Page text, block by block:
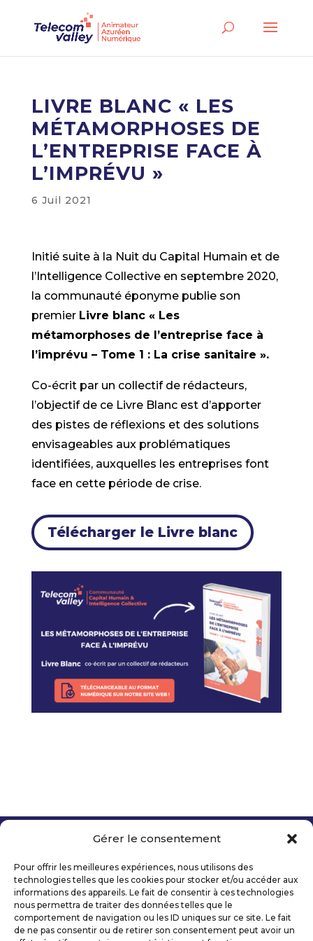
Gérer le consentement
Pour offrir les meilleures expériences, nous utilisons des
technologies telles que les cookies pour stocker et/ou accéder aux
informations des appareils. Le fait de consentir à ces technologies
nous permettra de traiter des données telles que le
comportement de navigation ou les ID uniques sur ce site. Le fait
de ne pas consentir ou de retirer son consentement peut avoir un
LIVRE BLANC « LES
MÉTAMORPHOSES DE
L’ENTREPRISE FACE À
L’IMPRÉVU »
6 Juil 2021
Initié suite à la Nuit du Capital Humain et de
l’Intelligence Collective en septembre 2020,
la communauté éponyme publie son
premier Livre blanc « Les
métamorphoses de l’entreprise face à
l’imprévu – Tome 1 : La crise sanitaire ».
Co-écrit par un collectif de rédacteurs,
l’objectif de ce Livre Blanc est d’apporter
des pistes de réflexions et des solutions
envisageables aux problématiques
identifiées, auxquelles les entreprises font
face en cette période de crise.
Télécharger le Livre blanc
Mentions légales
Politique de confidentialité
Déclaration d’accessibilité numérique